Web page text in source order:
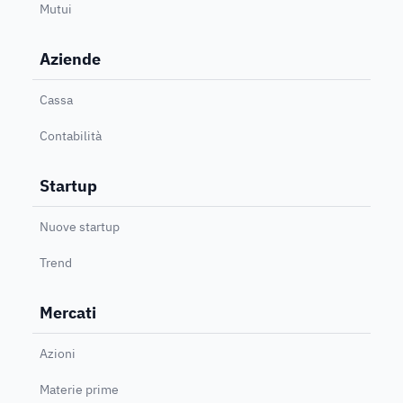
Mutui
Aziende
Cassa
Contabilità
Startup
Nuove startup
Trend
Mercati
Azioni
Materie prime